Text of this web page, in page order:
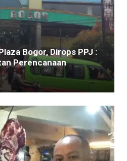
Bogor, Dirops PPJ :
Perencanaan